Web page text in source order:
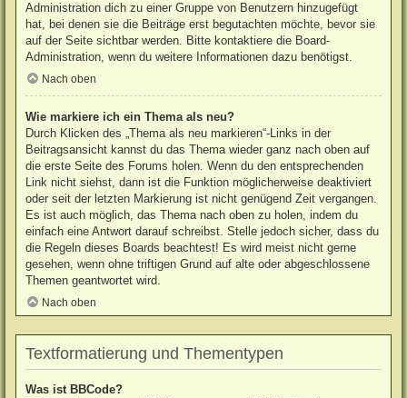
Administration dich zu einer Gruppe von Benutzern hinzugefügt
hat, bei denen sie die Beiträge erst begutachten möchte, bevor sie
auf der Seite sichtbar werden. Bitte kontaktiere die Board-
Administration, wenn du weitere Informationen dazu benötigst.
Nach oben
Wie markiere ich ein Thema als neu?
Durch Klicken des „Thema als neu markieren“-Links in der
Beitragsansicht kannst du das Thema wieder ganz nach oben auf
die erste Seite des Forums holen. Wenn du den entsprechenden
Link nicht siehst, dann ist die Funktion möglicherweise deaktiviert
oder seit der letzten Markierung ist nicht genügend Zeit vergangen.
Es ist auch möglich, das Thema nach oben zu holen, indem du
einfach eine Antwort darauf schreibst. Stelle jedoch sicher, dass du
die Regeln dieses Boards beachtest! Es wird meist nicht gerne
gesehen, wenn ohne triftigen Grund auf alte oder abgeschlossene
Themen geantwortet wird.
Nach oben
Textformatierung und Thementypen
Was ist BBCode?